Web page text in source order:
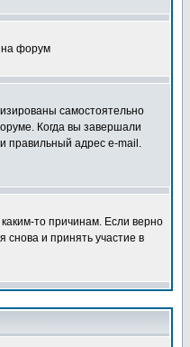
на форум
самостоятельно
Когда вы завершали
правильный адрес e-mail.
то причинам. Если верно
и принять участие в